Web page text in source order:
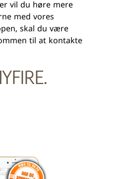
vil du høre mere
med vores
skal du være
til at kontakte